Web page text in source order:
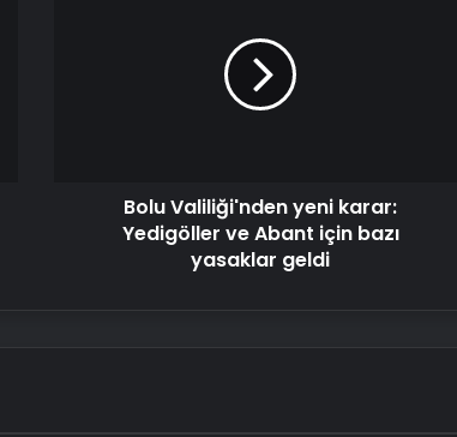
Nişantaşı Üniversitesi’nden 2026 YKS
Artı Kazan, Endüstriyel Buhar Kazanı
Çözümleriyle Üretim Tesislerine
Verimli Sistemler Sunuyor
Bolu Valiliği'nden yeni karar:
Yedigöller ve Abant için bazı
yasaklar geldi